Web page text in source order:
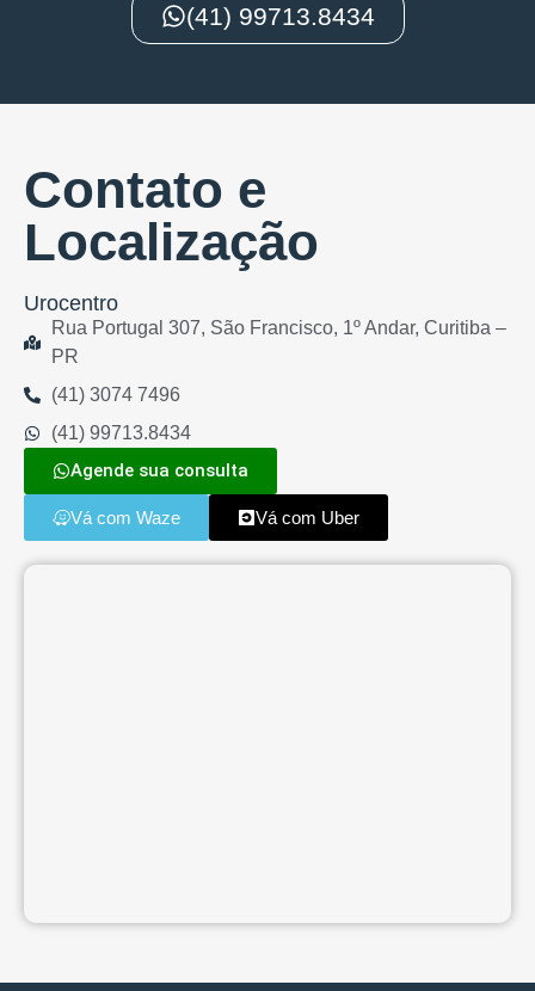
(41) 99713.8434
Contato e
Localização
Urocentro
Rua Portugal 307, São Francisco, 1º Andar, Curitiba –
PR
(41) 3074 7496
(41) 99713.8434
Agende sua consulta
Vá com Waze Vá com Uber